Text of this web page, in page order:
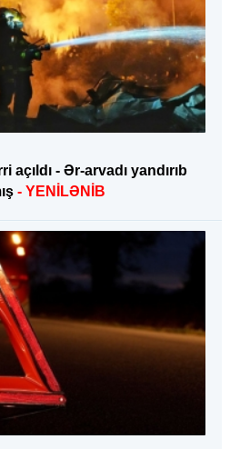
- Ər-arvadı yandırıb
- YENİLƏNİB